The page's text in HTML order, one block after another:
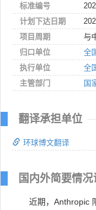
标准编号
计划下达日期
项目周期
与
归口单位
全
执行单位
全
主管部门
国
翻译承担单位
环球博文翻译
国内外简要情况
近期，Anthropic